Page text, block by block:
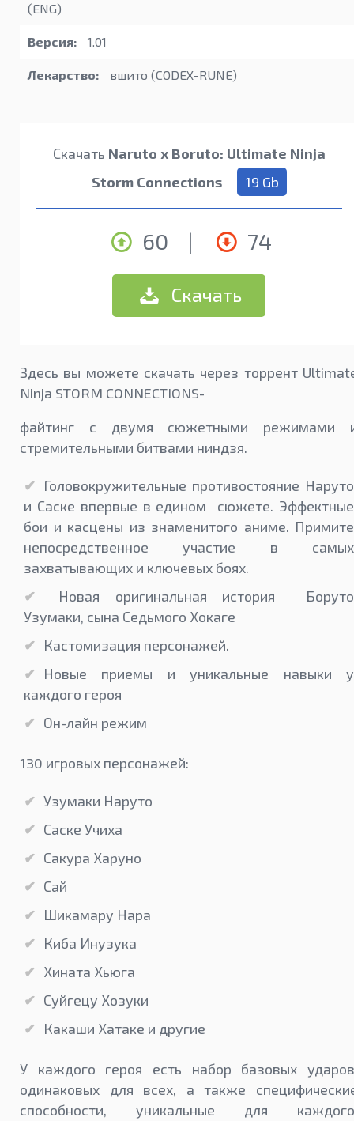
(ENG)
Версия: 1.01
Лекарство: вшито (CODEX-RUNE)
Скачать Naruto x Boruto: Ultimate Ninja
Storm Connections
19 Gb
60 | 74
Скачать
Здесь вы можете скачать через торрент
Ninja STORM CONNECTIONS-
файтинг с двумя сюжетными режимами
стремительными битвами ниндзя.
Головокружительные противостояние Наруто
и Саске впервые в едином сюжете. Эффектные
бои и касцены из знаменитого аниме. Примите
непосредственное участие в самых
захватывающих и ключевых боях.
Новая оригинальная история Боруто
Узумаки, сына Седьмого Хокаге
Кастомизация персонажей.
Новые приемы и уникальные навыки у
каждого героя
Он-лайн режим
130 игровых персонажей:
Узумаки Наруто
Саске Учиха
Сакура Харуно
Сай
Шикамару Нара
Киба Инузука
Хината Хьюга
Суйгецу Хозуки
Какаши Хатаке и другие
У каждого героя есть набор базовых
одинаковых для всех, а также
способности, уникальные для